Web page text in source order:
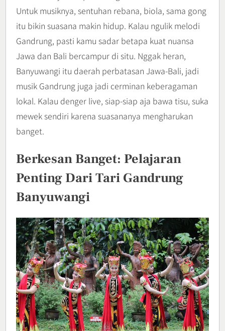
Untuk musiknya, sentuhan rebana, biola, sama gong
itu bikin suasana makin hidup. Kalau ngulik melodi
Gandrung, pasti kamu sadar betapa kuat nuansa
Jawa dan Bali bercampur di situ. Nggak heran,
Banyuwangi itu daerah perbatasan Jawa-Bali, jadi
musik Gandrung juga jadi cerminan keberagaman
lokal. Kalau denger live, siap-siap aja bawa tisu, suka
mewek sendiri karena suasananya mengharukan
banget.
Berkesan Banget: Pelajaran
Penting Dari Tari Gandrung
Banyuwangi